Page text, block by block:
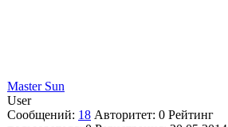
Master Sun
User
Сообщений: 18 Авторитет: 0 Рейтинг